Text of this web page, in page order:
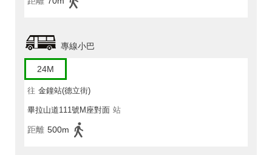
專線小巴
24M
往 金鐘站(德立街)
畢拉山道111號M座對面 站
距離 500m